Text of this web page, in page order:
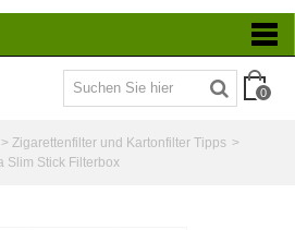
0
> Zigarettenfilter und Kartonfilter Tipps >
Slim Stick Filterbox